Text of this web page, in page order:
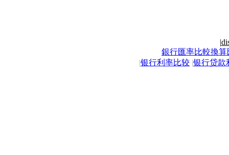
|
銀行匯率比較換算
|银行利率比较 |银行贷款